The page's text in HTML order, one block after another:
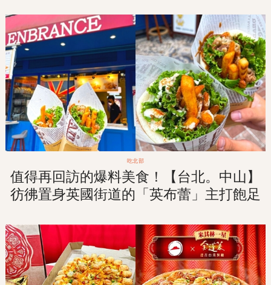
吃北部
值得再回訪的爆料美食！【台北。中山】
彷彿置身英國街道的「英布蕾」主打飽足